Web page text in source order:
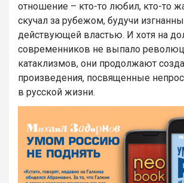
отношение – кто-то любил, кто-то
скучал за рубежом, будучи
действующей властью. И хотя на
современников не выпало
катаклизмов, они продолжают
произведения, посвященные
в русской жизни.